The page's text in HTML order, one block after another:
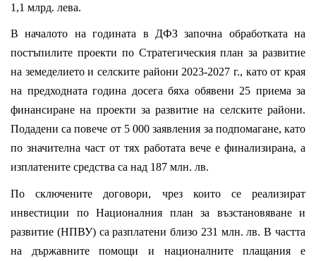
1,1 млрд. лева.
В началото на годината в ДФЗ започна обработката на
постъпилите проекти по Стратегическия план за развитие
на земеделието и селските райони 2023-2027 г., като от края
на предходната година досега бяха обявени 25 приема за
финансиране на проекти за развитие на селските райони.
Подадени са повече от 5 000 заявления за подпомагане, като
по значителна част от тях работата вече е финализирана, а
изплатените средства са над 187 млн. лв.
По сключените договори, чрез които се реализират
инвестиции по Националния план за възстановяване и
развитие (НПВУ) са разплатени близо 231 млн. лв. В частта
на държавните помощи и националните плащания е